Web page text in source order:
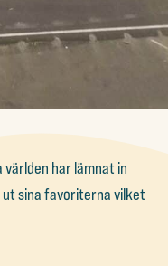
har lämnat in
sina favoriterna vilket